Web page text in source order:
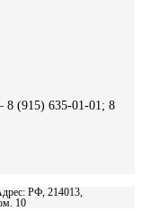
8 (915) 635-01-01; 8
РФ, 214013,
10